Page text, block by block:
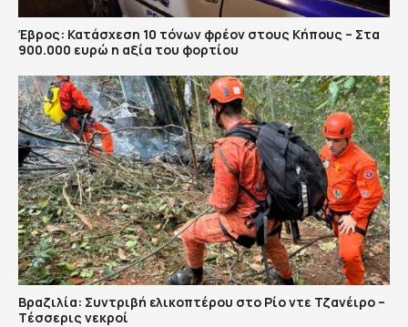
Έβρος: Κατάσχεση 10 τόνων φρέον στους Κήπους – Στα
900.000 ευρώ η αξία του φορτίου
Βραζιλία: Συντριβή ελικοπτέρου στο Ρίο ντε Τζανέιρο –
Tέσσερις νεκροί